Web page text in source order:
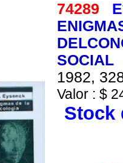
74289
SOCIAL
1982,
Valor : $
Stock